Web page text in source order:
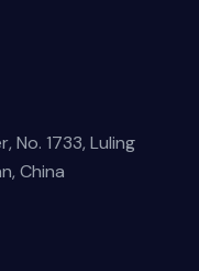
No. 1733, Luling
China